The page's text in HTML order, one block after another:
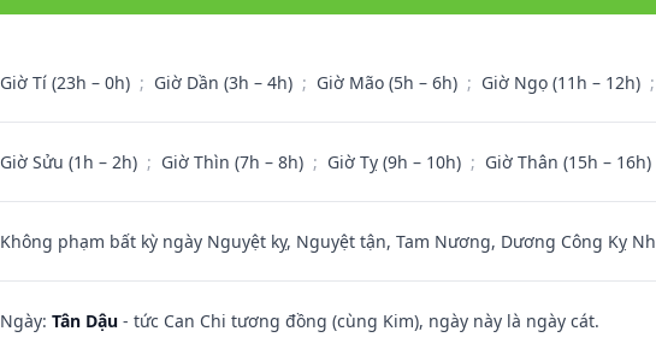
Giờ Tí (23h – 0h) ; Giờ Dần (3h – 4h) ; Giờ Mão (5h – 6h) ; Giờ Ngọ (11h – 12h) ;
Giờ Sửu (1h – 2h) ; Giờ Thìn (7h – 8h) ; Giờ Tỵ (9h – 10h) ; Giờ Thân (15h – 16h)
Không phạm bất kỳ ngày Nguyệt kỵ, Nguyệt tận, Tam Nương, Dương Công Kỵ
Ngày: Tân Dậu - tức Can Chi tương đồng (cùng Kim), ngày này là ngày cát.